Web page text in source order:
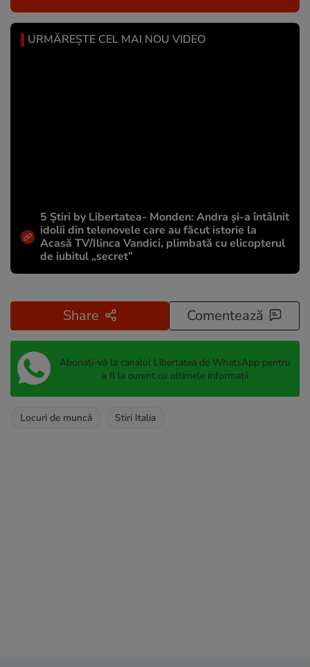
URMĂREȘTE CEL MAI NOU VIDEO
5 Știri by Libertatea- Monden: Andra și-a întâlnit
idolii din telenovele care au făcut istorie la
Acasă TV/Ilinca Vandici, plimbată cu elicopterul
de iubitul „secret”
Share Comentează
Abonați-vă la canalul Libertatea de WhatsApp pentru
a fi la curent cu ultimele informații
Locuri de muncă Stiri Italia